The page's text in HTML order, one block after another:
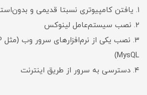
۱. یافتن کامپیوتری نسبتا قدیمی و بدون‌استفاده
۲. نصب سیستم‌عامل لینوکس
MysQL)
۴. دسترسی به سرور از طریق اینترنت